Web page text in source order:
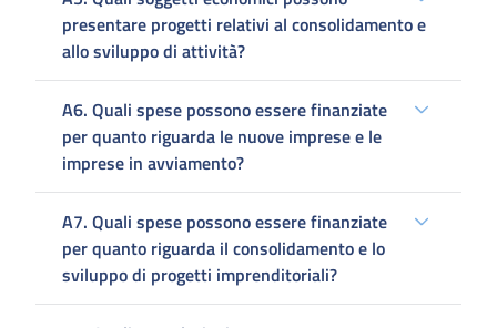
presentare progetti relativi al consolidamento e
allo sviluppo di attività?
A6. Quali spese possono essere finanziate
per quanto riguarda le nuove imprese e le
imprese in avviamento?
A7. Quali spese possono essere finanziate
per quanto riguarda il consolidamento e lo
sviluppo di progetti imprenditoriali?